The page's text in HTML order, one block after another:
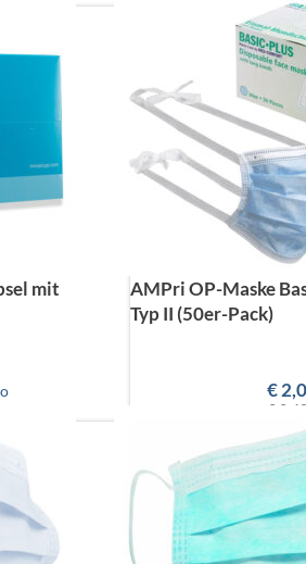
mit
AMPri OP-Maske
Typ II (50er-Pack)
€
€ 2,48